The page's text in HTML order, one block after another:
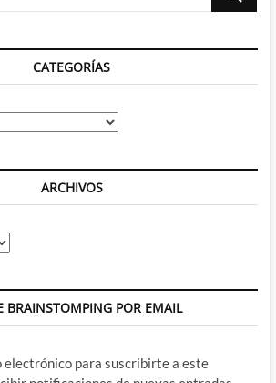
CATEGORÍAS
ARCHIVOS
BRAINSTOMPING POR EMAIL
para suscribirte a este